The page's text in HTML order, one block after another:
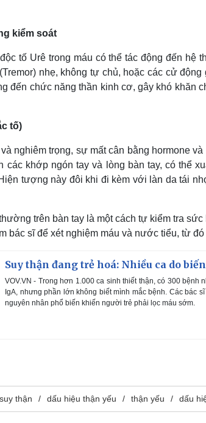
kiểm soát
tố Urê trong máu có thể tác động đến hệ
nhẹ, không tự chủ, hoặc các cử
đến chức năng thần kinh cơ, gây khó khăn
tố)
nghiêm trọng, sự mất cân bằng hormone
các khớp ngón tay và lòng bàn tay, có thể
tượng này đôi khi đi kèm với làn da tái
trên bàn tay là một cách tự kiểm tra
bác sĩ để xét nghiệm máu và nước tiểu, từ
Suy thận đang trẻ hoá: Nhiều ca do
VOV.VN - Trong hơn 1.000 ca sinh thiết thận, có 300 bệnh
IgA, nhưng phần lớn không biết mình mắc bệnh. Các bác
nguyên nhân phổ biến khiến người trẻ phải lọc máu sớm.
suy thận dấu hiệu thận yếu thận yếu dấu